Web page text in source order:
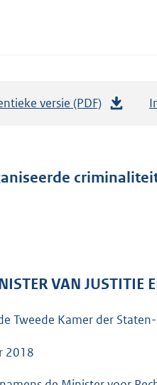
versie (PDF)
a
r
o
VAN JUSTITIE
Tweede Kamer der
2018